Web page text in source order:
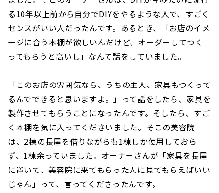
る10年以上前から自分でDIYをやるような人で、すごく
センスがいい人だったんです。あるとき、「お店のイメ
ージに合う本棚が欲しいんだけど、オーダーしてつく
ってもらうと高いし」なんて話をしていました。
「このお店の雰囲気なら、うちの主人、家具もつくって
るんでできると思いますよ。」って話をしたら、家具を
製作させてもらうことになったんです。そしたら、すご
く本棚を気に入ってくださいました。そこの美容院
は、2棟の長屋を借りながらも1棟しか使用しておら
ず、1棟余っていました。オーナーさんが「家具を長屋
に置いて、美容院に来てもらった人に見てもらえばいい
じゃん」って、言ってくださったんです。